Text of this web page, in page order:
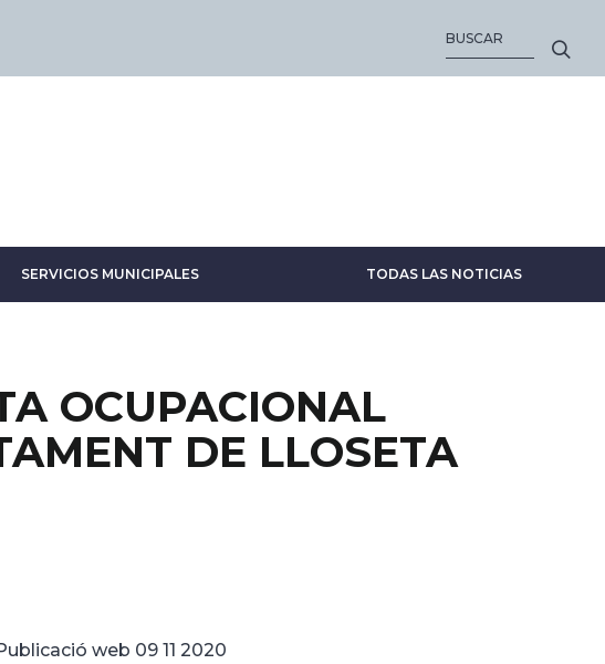
SERVICIOS MUNICIPALES TODAS LAS NOTICIAS
OCUPACIONAL
DE LLOSETA
web 09 11 2020